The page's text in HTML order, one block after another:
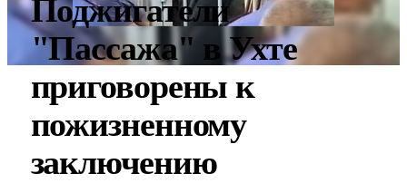
Поджигатели
"Пассажа" в Ухте
приговорены к
пожизненному
заключению